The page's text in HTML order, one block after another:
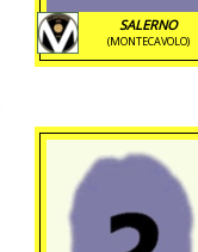
SALERNO
(MONTECAVOLO)